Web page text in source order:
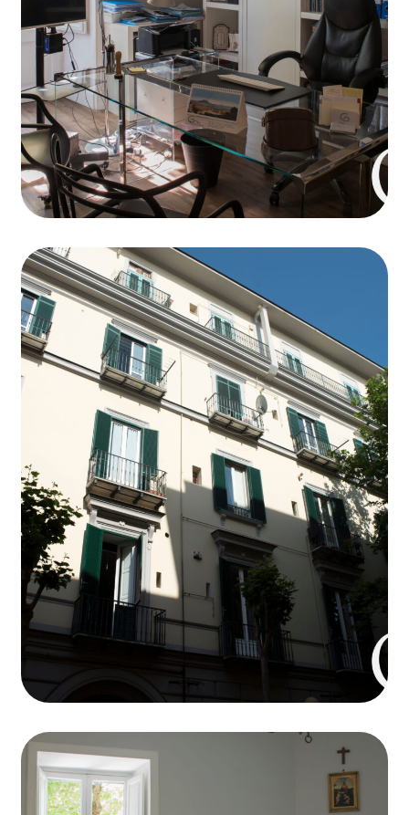
Work Life
Food Court
Work Life
Dedicated Desk